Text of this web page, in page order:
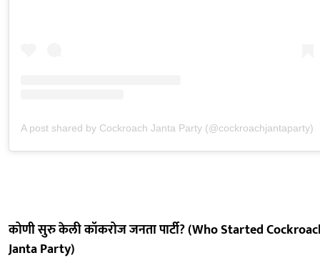
A post shared by Cockroach Janta Party (@cockroachjantaparty)
कोणी सुरु केली कॉकरोज जनता पार्टी? (Who Started
Janta Party)